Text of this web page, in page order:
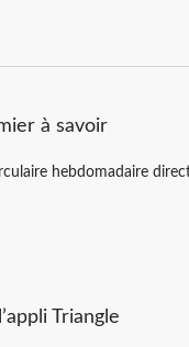
à savoir
hebdomadaire
Triangle